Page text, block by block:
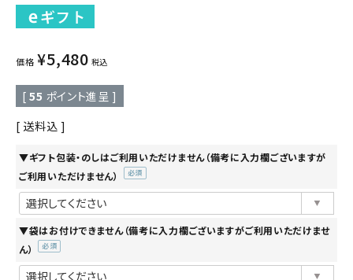
価格 ¥5,480 税込
[ 55 ポイント進呈 ]
送料込
▼ギフト包装・のしはご利用いただけません（備考に入力欄ございますが
ご利用いただけません）
▼袋はお付けできません（備考に入力欄ございますがご利用いただけませ
ん）